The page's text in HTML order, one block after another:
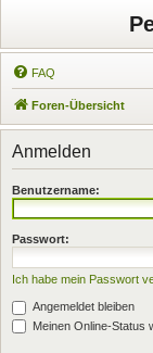
FAQ
Foren-Übersicht
Anmelden
Benutzername:
Passwort:
Ich habe mein Passwort
Angemeldet bleiben
Meinen Online-Status